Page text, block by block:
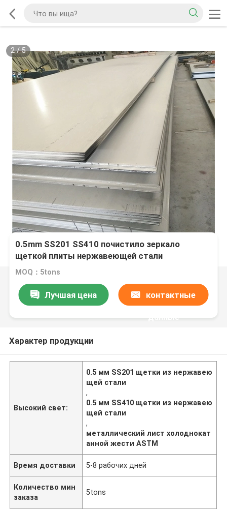
2/5
0.5mm SS201 SS410 почистило зеркало
щеткой плиты нержавеющей стали
отполировали ASTM
MOQ：5tons
Лучшая цена контактные
данные
Характер продукции
Высокий свет:
0.5 мм SS201 щетки из нержавею
щей стали
,
0.5 мм SS410 щетки из нержавею
щей стали
,
металлический лист холоднокат
анной жести ASTM
Время доставки 5-8 рабочих дней
Количество мин
заказа
5tons